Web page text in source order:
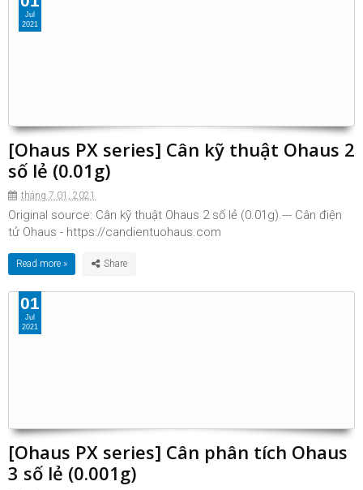
[Ohaus PX series] Cân kỹ thuật Ohaus 2
số lẻ (0.01g)
tháng 7 01, 2021
Original source: Cân kỹ thuật Ohaus 2 số lẻ (0.01g).--- Cân điện
tử Ohaus - https://candientuohaus.com
Read more »
Jul
2021
[Ohaus PX series] Cân phân tích Ohaus
3 số lẻ (0.001g)
01
Jul
2021